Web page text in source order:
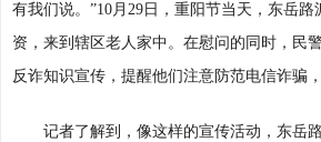
有我们说。”10月29日，重阳节当天，东岳
资，来到辖区老人家中。在慰问的同时，民
反诈知识宣传，提醒他们注意防范电信诈骗
记者了解到，像这样的宣传活动，东岳